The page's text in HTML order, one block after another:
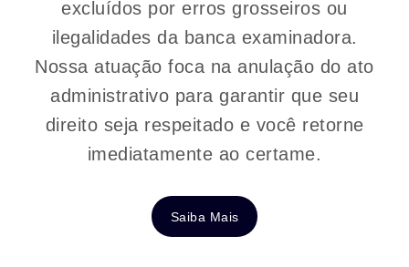
excluídos por erros grosseiros ou
ilegalidades da banca examinadora.
Nossa atuação foca na anulação do ato
administrativo para garantir que seu
direito seja respeitado e você retorne
imediatamente ao certame.
Saiba Mais